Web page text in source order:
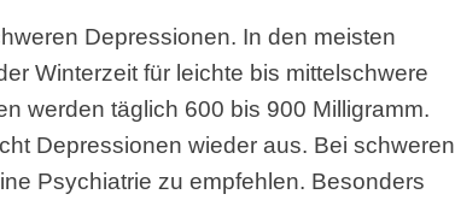
Depressionen. In den meisten
Winterzeit für leichte bis mittelschwere
werden täglich 600 bis 900 Milligramm.
Depressionen wieder aus. Bei schweren
Psychiatrie zu empfehlen. Besonders